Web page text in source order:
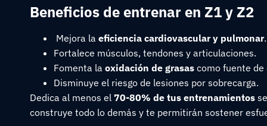
Beneficios de entrenar en Z1 y Z2
Mejora la eficiencia cardiovascular y pulmonar.
Fortalece músculos, tendones y articulaciones.
Fomenta la oxidación de grasas como fuente de
Disminuye el riesgo de lesiones por sobrecarga.
Dedica al menos el 70-80% de tus entrenamientos
construye todo lo demás y te permitirán sostener